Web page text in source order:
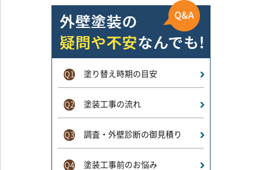
Q1 塗り替え時期の目安
Q2 塗装工事の流れ
Q3 調査・外壁診断の御見積り
Q4 塗装工事前のお悩み